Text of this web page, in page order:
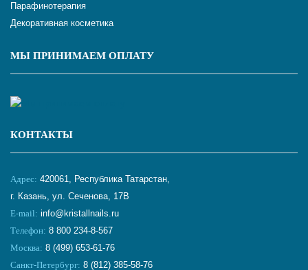
Парафинотерапия
Декоративная косметика
МЫ ПРИНИМАЕМ ОПЛАТУ
КОНТАКТЫ
Адрес: 420061, Республика Татарстан,
г. Казань, ул. Сеченова, 17В
E-mail: info@kristallnails.ru
Телефон: 8 800 234-8-567
Москва: 8 (499) 653-61-76
Санкт-Петербург: 8 (812) 385-58-76